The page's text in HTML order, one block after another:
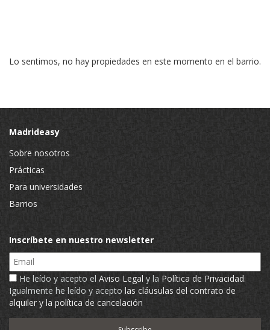
Lo sentimos, no hay propiedades en este momento en el barrio.
Madrideasy
Sobre nosotros
Prácticas
Para universidades
Barrios
Inscríbete en nuestro newsletter
Email
He leído y acepto el Aviso Legal y la Política de Privacidad.
Igualmente he leído y acepto las cláusulas del contrato de
alquiler y la política de cancelación